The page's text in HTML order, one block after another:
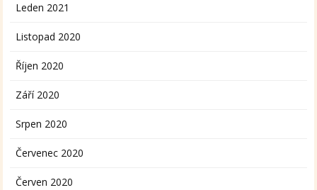
Leden 2021
Listopad 2020
Říjen 2020
Září 2020
Srpen 2020
Červenec 2020
Červen 2020